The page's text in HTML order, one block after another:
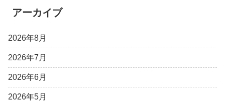
アーカイブ
2026年8月
2026年7月
2026年6月
2026年5月